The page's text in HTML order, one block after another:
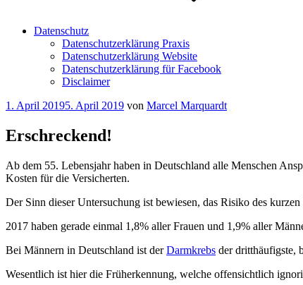
Datenschutz
Datenschutzerklärung Praxis
Datenschutzerklärung Website
Datenschutzerklärung für Facebook
Disclaimer
Veröffentlicht
1. April 20195. April 2019 von Marcel Marquardt
Erschreckend!
Ab dem 55. Lebensjahr haben in Deutschland alle Menschen
Kosten für die Versicherten.
Der Sinn dieser Untersuchung ist bewiesen, das Risiko des
2017 haben gerade einmal 1,8% aller Frauen und 1,9% aller
Bei Männern in Deutschland ist derDarmkrebs der dritthäufigste,
Wesentlich ist hier die Früherkennung, welche offensichtlich